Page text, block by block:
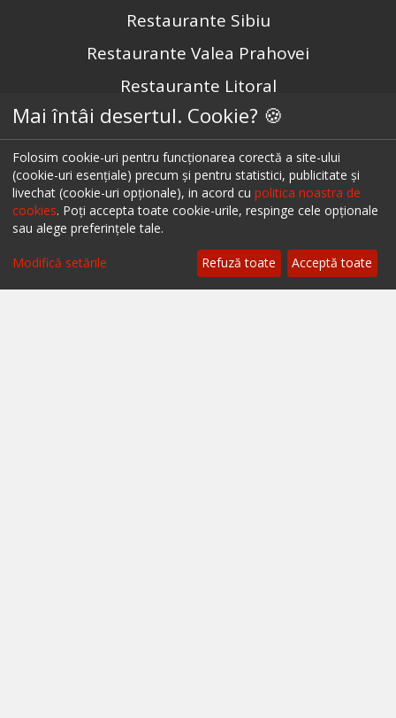
Restaurante Sibiu
Restaurante Valea Prahovei
Restaurante Litoral
Restaurante Bacău
Restaurante Suceava
Restaurante Oradea
Restaurante Galati
Restaurante Focșani
Restaurante Botoșani
Mai întâi desertul. Cookie? 🍪
Folosim cookie-uri pentru funcționarea corectă a site-ului
(cookie-uri esențiale) precum și pentru statistici, publicitate și
livechat (cookie-uri opționale), in acord cu politica noastra de
cookies. Poți accepta toate cookie-urile, respinge cele opționale
sau alege preferințele tale.
Modifică setările Refuză toate Acceptă toate